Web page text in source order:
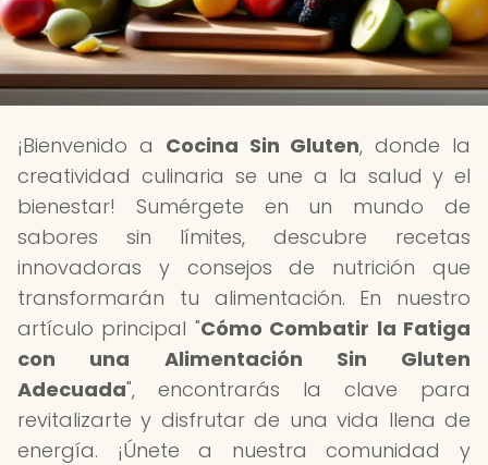
¡Bienvenido a Cocina Sin Gluten, donde la
creatividad culinaria se une a la salud y el
bienestar! Sumérgete en un mundo de
sabores sin límites, descubre recetas
innovadoras y consejos de nutrición que
transformarán tu alimentación. En nuestro
artículo principal "Cómo Combatir la Fatiga
con una Alimentación Sin Gluten
Adecuada", encontrarás la clave para
revitalizarte y disfrutar de una vida llena de
energía. ¡Únete a nuestra comunidad y